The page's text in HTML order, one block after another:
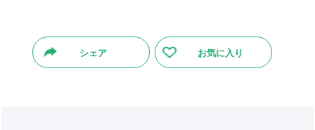
シェア お気に入り